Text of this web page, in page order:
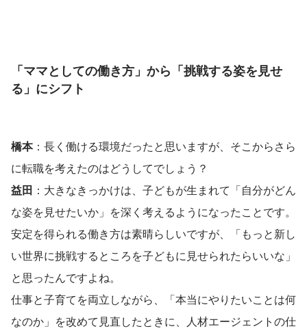
「ママとしての働き方」から「挑戦する姿を見せ
る」にシフト
橋本：長く働ける環境だったと思いますが、そこからさら
に転職を考えたのはどうしてでしょう？
益田 ：大きなきっかけは、子どもが生まれて「自分がどん
な姿を見せたいか」を深く考えるようになったことです。
安定を得られる働き方は素晴らしいですが、「もっと新し
い世界に挑戦するところを子どもに見せられたらいいな」
と思ったんですよね。
仕事と子育てを両立しながら、「本当にやりたいことは何
なのか」を改めて見直したときに、人材エージェントの仕